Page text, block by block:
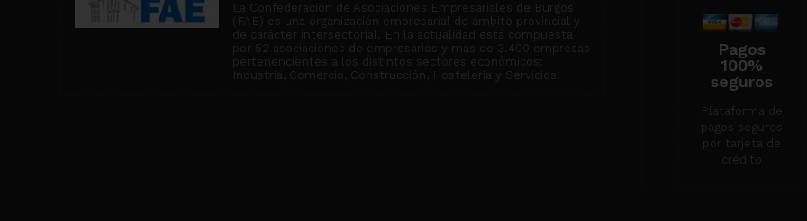
La Confederación de Asociaciones Empresariales de Burgos
(FAE) es una organización empresarial de ámbito provincial y
de carácter intersectorial. En la actualidad está compuesta
por 52 asociaciones de empresarios y más de 3.400 empresas
pertenencientes a los distintos sectores económicos:
Industria, Comercio, Construcción, Hostelería y Servicios.
Pagos
100%
seguros
Plataforma de
pagos seguros
por tarjeta de
crédito